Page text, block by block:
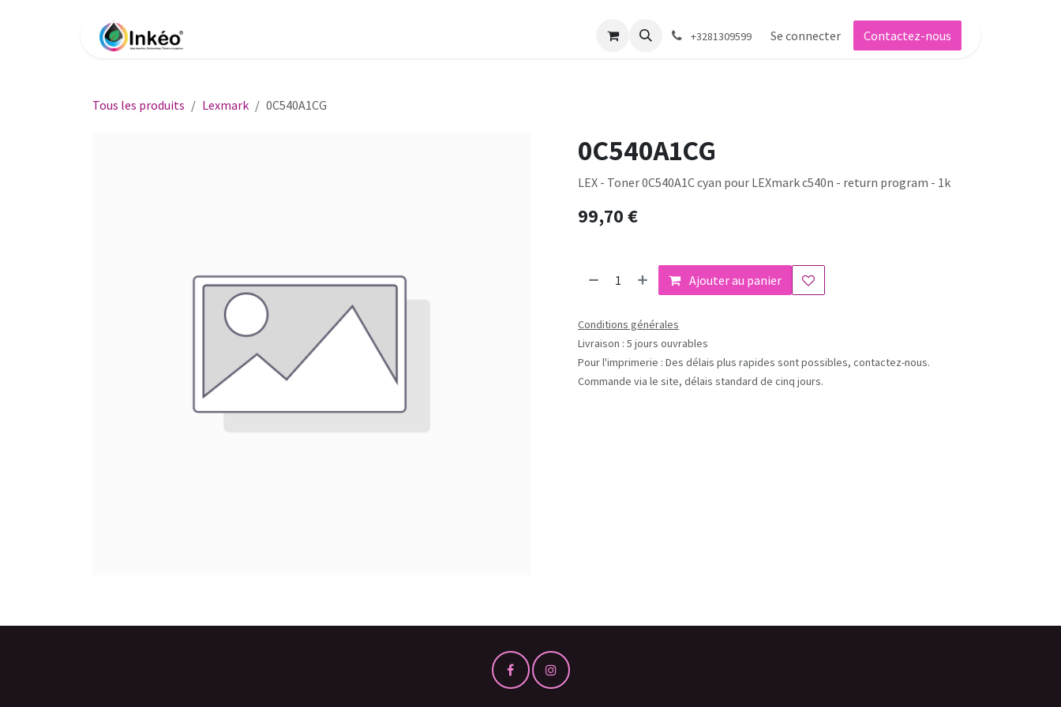
+3281309599 Se connecter Contactez-nous
Tous les produits Lexmark 0C540A1CG
0C540A1CG
LEX - Toner 0C540A1C cyan pour LEXmark c540n - return program - 1k
99,70€
Ajouter au panier
Conditions générales
Livraison : 5 jours ouvrables
Pour l'imprimerie : Des délais plus rapides sont possibles, contactez-nous.
Commande via le site, délais standard de cinq jours.